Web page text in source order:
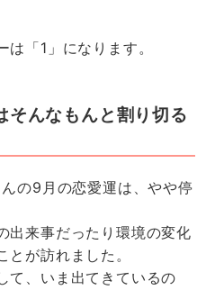
「1」になります。
そんなもんと割り切る
の9月の恋愛運は、やや停
出来事だったり環境の変化
が訪れました。
て、いま出てきているの